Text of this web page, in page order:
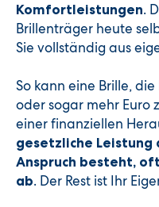
Komfortleistungen.
Brillenträger heute
Sie vollständig aus
So kann eine Brille,
oder sogar mehr Euro
einer finanziellen
gesetzliche Leistung
Anspruch besteht,
ab. Der Rest ist Ihr